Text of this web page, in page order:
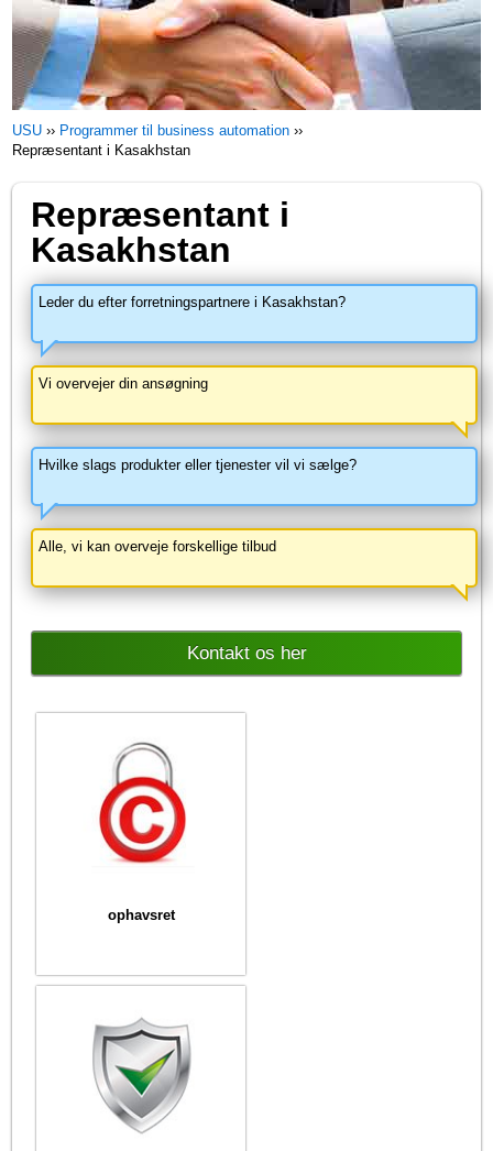
USU ›› Programmer til business automation ››
Repræsentant i Kasakhstan
Repræsentant i
Kasakhstan
Leder du efter forretningspartnere i Kasakhstan?
Vi overvejer din ansøgning
Hvilke slags produkter eller tjenester vil vi sælge?
Alle, vi kan overveje forskellige tilbud
Kontakt os her
ophavsret